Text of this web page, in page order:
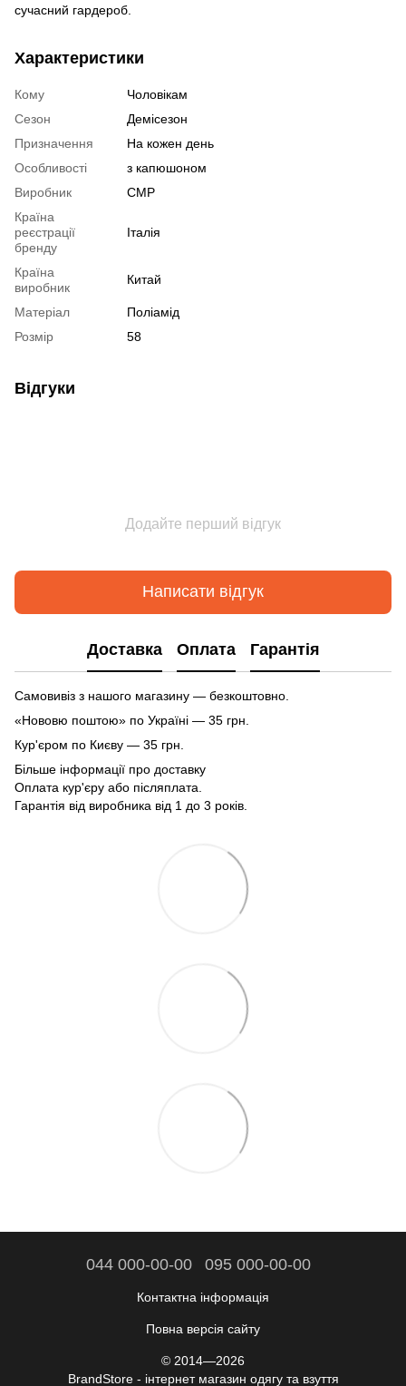
сучасний гардероб.
Характеристики
Кому
Чоловікам
Сезон
Демісезон
Призначення
На кожен день
Особливості
з капюшоном
Виробник
CMP
Країна
реєстрації
бренду
Італія
Країна
виробник
Китай
Матеріал
Поліамід
Розмір
58
Відгуки
Додайте перший відгук
Написати відгук
Доставка Оплата Гарантія
Самовивіз з нашого магазину — безкоштовно.
«Нововю поштою» по Україні — 35 грн.
Кур'єром по Києву — 35 грн.
Більше інформації про доставку
Оплата кур'єру або післяплата.
Гарантія від виробника від 1 до 3 років.
044 000-00-00 095 000-00-00
Контактна інформація
Повна версія сайту
© 2014—2026
BrandStore - інтернет магазин одягу та взуття